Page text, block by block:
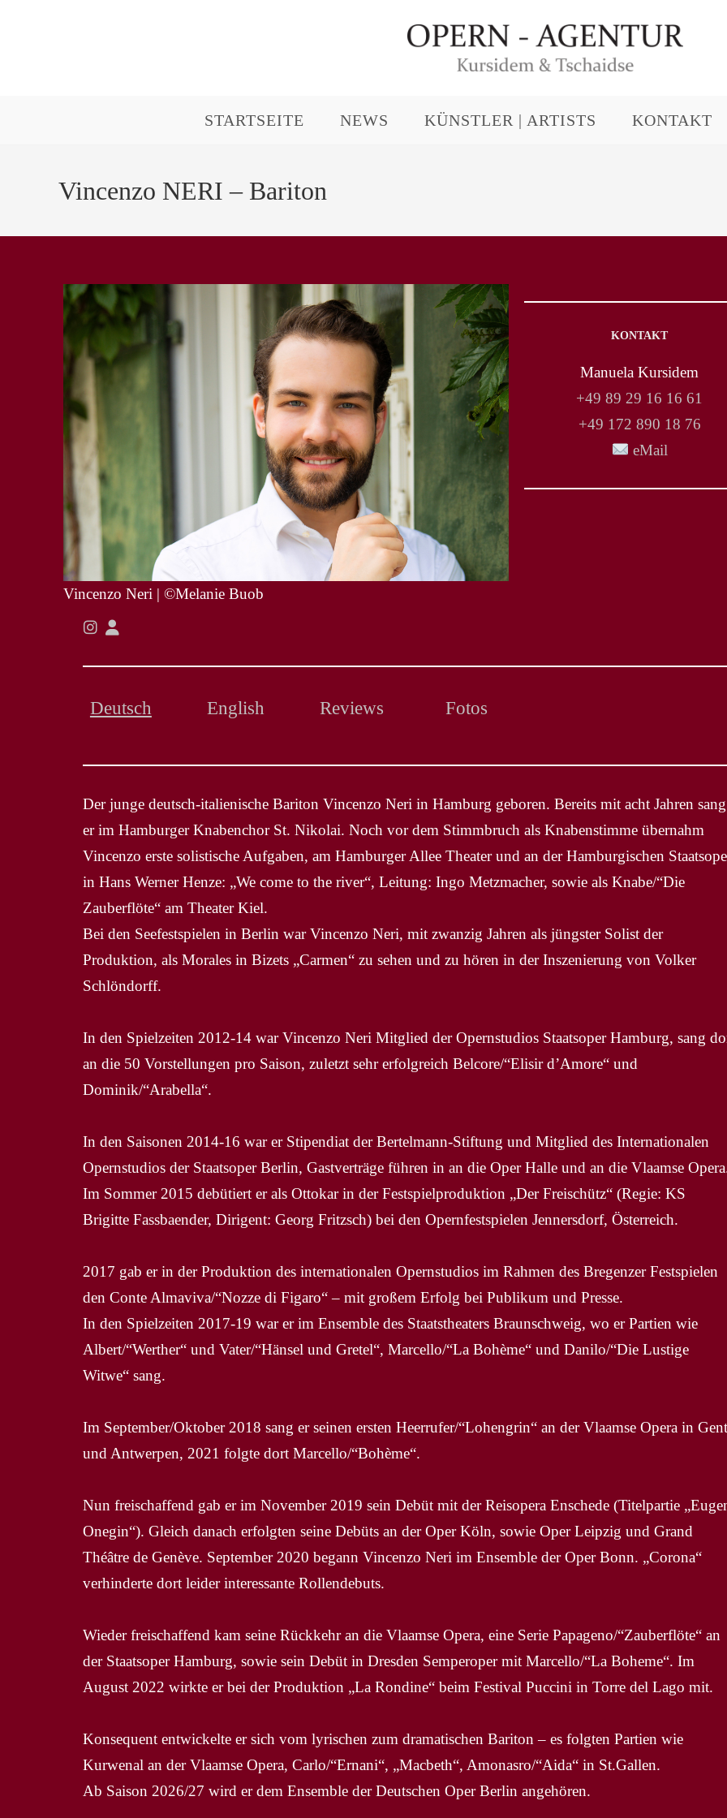
STARTSEITE NEWS KÜNSTLER | ARTISTS KONTAKT
Vincenzo NERI – Bariton
Vincenzo Neri | ©Melanie Buob
KONTAKT
Manuela Kursidem
+49 89 29 16 16 61
+49 172 890 18 76
eMail
Deutsch English Reviews Fotos
Der junge deutsch-italienische Bariton Vincenzo Neri in Hamburg geboren. Bereits mit acht Jahren sang
er im Hamburger Knabenchor St. Nikolai. Noch vor dem Stimmbruch als Knabenstimme übernahm
Vincenzo erste solistische Aufgaben, am Hamburger Allee Theater und an der Hamburgischen
in Hans Werner Henze: „We come to the river“, Leitung: Ingo Metzmacher, sowie als Knabe/“Die
Zauberflöte“ am Theater Kiel.
Bei den Seefestspielen in Berlin war Vincenzo Neri, mit zwanzig Jahren als jüngster Solist der
Produktion, als Morales in Bizets „Carmen“ zu sehen und zu hören in der Inszenierung von Volker
Schlöndorff.
In den Spielzeiten 2012-14 war Vincenzo Neri Mitglied der Opernstudios Staatsoper Hamburg, sang
an die 50 Vorstellungen pro Saison, zuletzt sehr erfolgreich Belcore/“Elisir d’Amore“ und
Dominik/“Arabella“.
In den Saisonen 2014-16 war er Stipendiat der Bertelmann-Stiftung und Mitglied des Internationalen
Opernstudios der Staatsoper Berlin, Gastverträge führen in an die Oper Halle und an die Vlaamse
Im Sommer 2015 debütiert er als Ottokar in der Festspielproduktion „Der Freischütz“ (Regie: KS
Brigitte Fassbaender, Dirigent: Georg Fritzsch) bei den Opernfestspielen Jennersdorf, Österreich.
2017 gab er in der Produktion des internationalen Opernstudios im Rahmen des Bregenzer Festspielen
den Conte Almaviva/“Nozze di Figaro“ – mit großem Erfolg bei Publikum und Presse.
In den Spielzeiten 2017-19 war er im Ensemble des Staatstheaters Braunschweig, wo er Partien wie
Albert/“Werther“ und Vater/“Hänsel und Gretel“, Marcello/“La Bohème“ und Danilo/“Die Lustige
Witwe“ sang.
Im September/Oktober 2018 sang er seinen ersten Heerrufer/“Lohengrin“ an der Vlaamse Opera in Gent
und Antwerpen, 2021 folgte dort Marcello/“Bohème“.
Nun freischaffend gab er im November 2019 sein Debüt mit der Reisopera Enschede (Titelpartie
Onegin“). Gleich danach erfolgten seine Debüts an der Oper Köln, sowie Oper Leipzig und Grand
Théâtre de Genève. September 2020 begann Vincenzo Neri im Ensemble der Oper Bonn. „Corona“
verhinderte dort leider interessante Rollendebuts.
Wieder freischaffend kam seine Rückkehr an die Vlaamse Opera, eine Serie Papageno/“Zauberflöte“ an
der Staatsoper Hamburg, sowie sein Debüt in Dresden Semperoper mit Marcello/“La Boheme“. Im
August 2022 wirkte er bei der Produktion „La Rondine“ beim Festival Puccini in Torre del Lago mit.
Konsequent entwickelte er sich vom lyrischen zum dramatischen Bariton – es folgten Partien wie
Kurwenal an der Vlaamse Opera, Carlo/“Ernani“, „Macbeth“, Amonasro/“Aida“ in St.Gallen.
Ab Saison 2026/27 wird er dem Ensemble der Deutschen Oper Berlin angehören.